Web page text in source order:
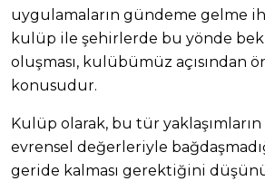
uygulamaların gündeme gelme
kulüp ile şehirlerde bu yönde
oluşması, kulübümüz açısından
konusudur.
Kulüp olarak, bu tür
evrensel değerleriyle
geride kalması gerektiğini